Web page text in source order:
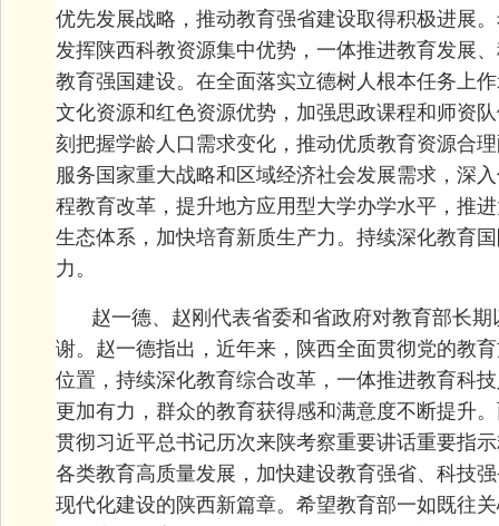
优先发展战略，推动教育强省建设取得积极进展
发挥陕西科教资源集中优势，一体推进教育发展
教育强国建设。在全面落实立德树人根本任务上
文化资源和红色资源优势，加强思政课程和师资
刻把握学龄人口需求变化，推动优质教育资源合
服务国家重大战略和区域经济社会发展需求，深
程教育改革，提升地方应用型大学办学水平，推
生态体系，加快培育新质生产力。持续深化教育
力。
赵一德、赵刚代表省委和省政府对教育部长
谢。赵一德指出，近年来，陕西全面贯彻党的教
位置，持续深化教育综合改革，一体推进教育科
更加有力，群众的教育获得感和满意度不断提升
贯彻习近平总书记历次来陕考察重要讲话重要指
各类教育高质量发展，加快建设教育强省、科技
现代化建设的陕西新篇章。希望教育部一如既往